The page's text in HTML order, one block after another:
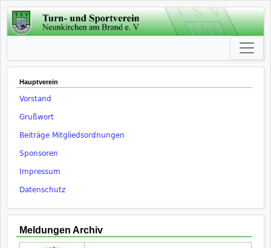
Hauptverein
Vorstand
Grußwort
Beiträge Mitgliedsordnungen
Sponsoren
Impressum
Datenschutz
Meldungen Archiv